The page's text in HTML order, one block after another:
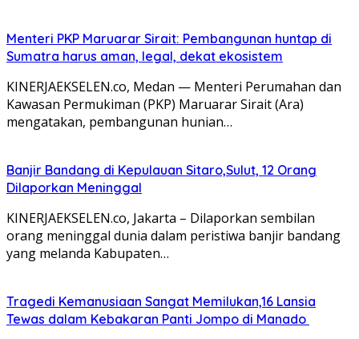
Menteri PKP Maruarar Sirait: Pembangunan huntap di
Sumatra harus aman, legal, dekat ekosistem
KINERJAEKSELEN.co, Medan — Menteri Perumahan dan
Kawasan Permukiman (PKP) Maruarar Sirait (Ara)
mengatakan, pembangunan hunian…
Banjir Bandang di Kepulauan Sitaro,Sulut, 12 Orang
Dilaporkan Meninggal
KINERJAEKSELEN.co, Jakarta – Dilaporkan sembilan
orang meninggal dunia dalam peristiwa banjir bandang
yang melanda Kabupaten…
Tragedi Kemanusiaan Sangat Memilukan,16 Lansia
Tewas dalam Kebakaran Panti Jompo di Manado